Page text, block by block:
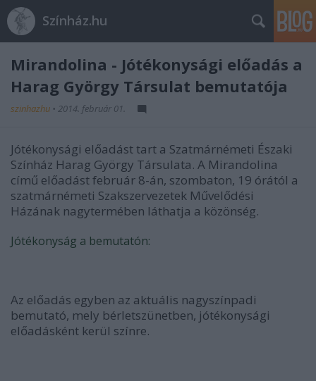
Színház.hu
Mirandolina - Jótékonysági előadás a
Harag György Társulat bemutatója
szinhazhu • 2014. február 01.
Jótékonysági előadást tart a Szatmárnémeti Északi
Színház Harag György Társulata. A Mirandolina
című előadást február 8-án, szombaton, 19 órától a
szatmárnémeti Szakszervezetek Művelődési
Házának nagytermében láthatja a közönség.
Jótékonyság a bemutatón:
Az előadás egyben az aktuális nagyszínpadi
bemutató, mely bérletszünetben, jótékonysági
előadásként kerül színre.